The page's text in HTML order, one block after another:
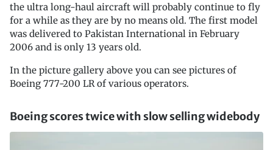
the ultra long-haul aircraft will probably continue to fly
for a while as they are by no means old. The first model
was delivered to Pakistan International in February
2006 and is only 13 years old.
In the picture gallery above you can see pictures of
Boeing 777-200 LR of various operators.
Boeing scores twice with slow selling widebody